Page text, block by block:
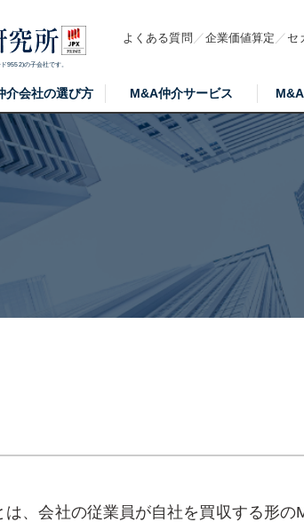
9552)の子会社です。
よくある質問 企業価値算定 セ
介会社の選び方 M&A仲介サービス
、会社の従業員が自社を買収する形の